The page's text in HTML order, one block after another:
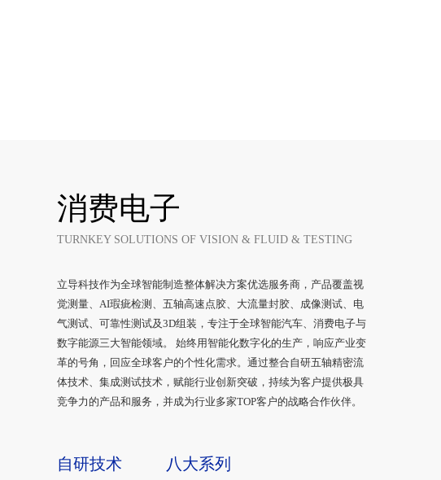
消费电子
TURNKEY SOLUTIONS OF VISION & FLUID & TESTING
立导科技作为全球智能制造整体解决方案优选服务商，产品覆盖视
觉测量、AI瑕疵检测、五轴高速点胶、大流量封胶、成像测试、电
气测试、可靠性测试及3D组装，专注于全球智能汽车、消费电子与
数字能源三大智能领域。 始终用智能化数字化的生产，响应产业变
革的号角，回应全球客户的个性化需求。通过整合自研五轴精密流
体技术、集成测试技术，赋能行业创新突破，持续为客户提供极具
竞争力的产品和服务，并成为行业多家TOP客户的战略合作伙伴。
自研技术 八大系列